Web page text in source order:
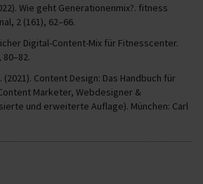
Wie geht Generationenmix?. fitness
2 (161), 62–66.
Digital-Content-Mix für Fitnesscenter.
80–82.
(2021). Content Design: Das Handbuch für
Marketer, Webdesigner &
und erweiterte Auflage). München: Carl